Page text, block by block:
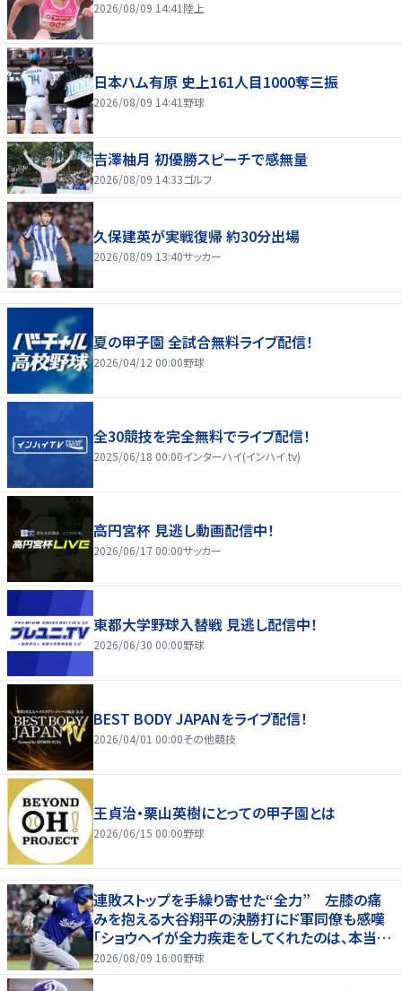
2026/08/09 14:41 陸上
日本ハム有原 史上161人目1000奪三振
2026/08/09 14:41 野球
吉澤柚月 初優勝スピーチで感無量
2026/08/09 14:33ゴルフ
久保建英が実戦復帰 約30分出場
2026/08/09 13:40サッカー
夏の甲子園 全試合無料ライブ配信！
2026/04/12 00:00野球
全30競技を完全無料でライブ配信！
2025/06/18 00:00インターハイ(インハイ.tv)
高円宮杯 見逃し動画配信中！
2026/06/17 00:00サッカー
東都大学野球入替戦 見逃し配信中！
2026/06/30 00:00野球
BEST BODY JAPANをライブ配信！
2026/04/01 00:00その他競技
王貞治・栗山英樹にとっての甲子園とは
2026/06/15 00:00野球
連敗ストップを手繰り寄せた“全力” 左膝の痛
みを抱える大谷翔平の決勝打にド軍同僚も感嘆
「ショウヘイが全力疾走をしてくれたのは、本当に
大きかった」
2026/08/09 16:00野球